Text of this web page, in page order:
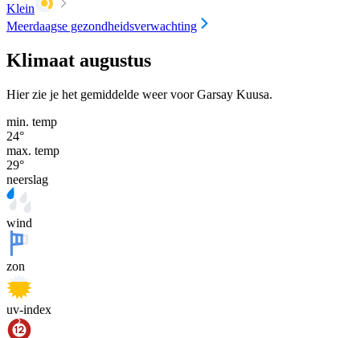
Klein
Meerdaagse gezondheidsverwachting
Klimaat augustus
Hier zie je het gemiddelde weer voor Garsay Kuusa.
min. temp
24°
max. temp
29°
neerslag
wind
zon
uv-index